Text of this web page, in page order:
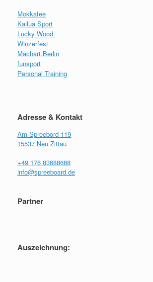
Mokkafee
Kailua Sport
Lucky Wood
Winzerfest
Machart.Berlin
funsport
Personal Training
Adresse & Kontakt
Am Spreebord 119
15537 Neu Zittau
+49 176 83688688
info@spreeboard.de
Partner
Auszeichnung: